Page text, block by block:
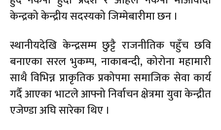
केन्द्रको केन्द्रीय सदस्यको जिम्मेबारीमा छन ।
स्थानीयदेखि केन्द्रसम्म छुट्टै राजनीतिक पहुँच छवि
बनाएका सरल भुकम्प, नाकाबन्दी, कोरोना महामारी
साथै विभिन्न प्राकृतिक प्रकोपमा समाजिक सेवा कार्य
गर्दै आएका भाटले आफ्नो निर्वाचन क्षेत्रमा युवा केन्द्रीत
एजेण्डा अघि सारेका थिए ।